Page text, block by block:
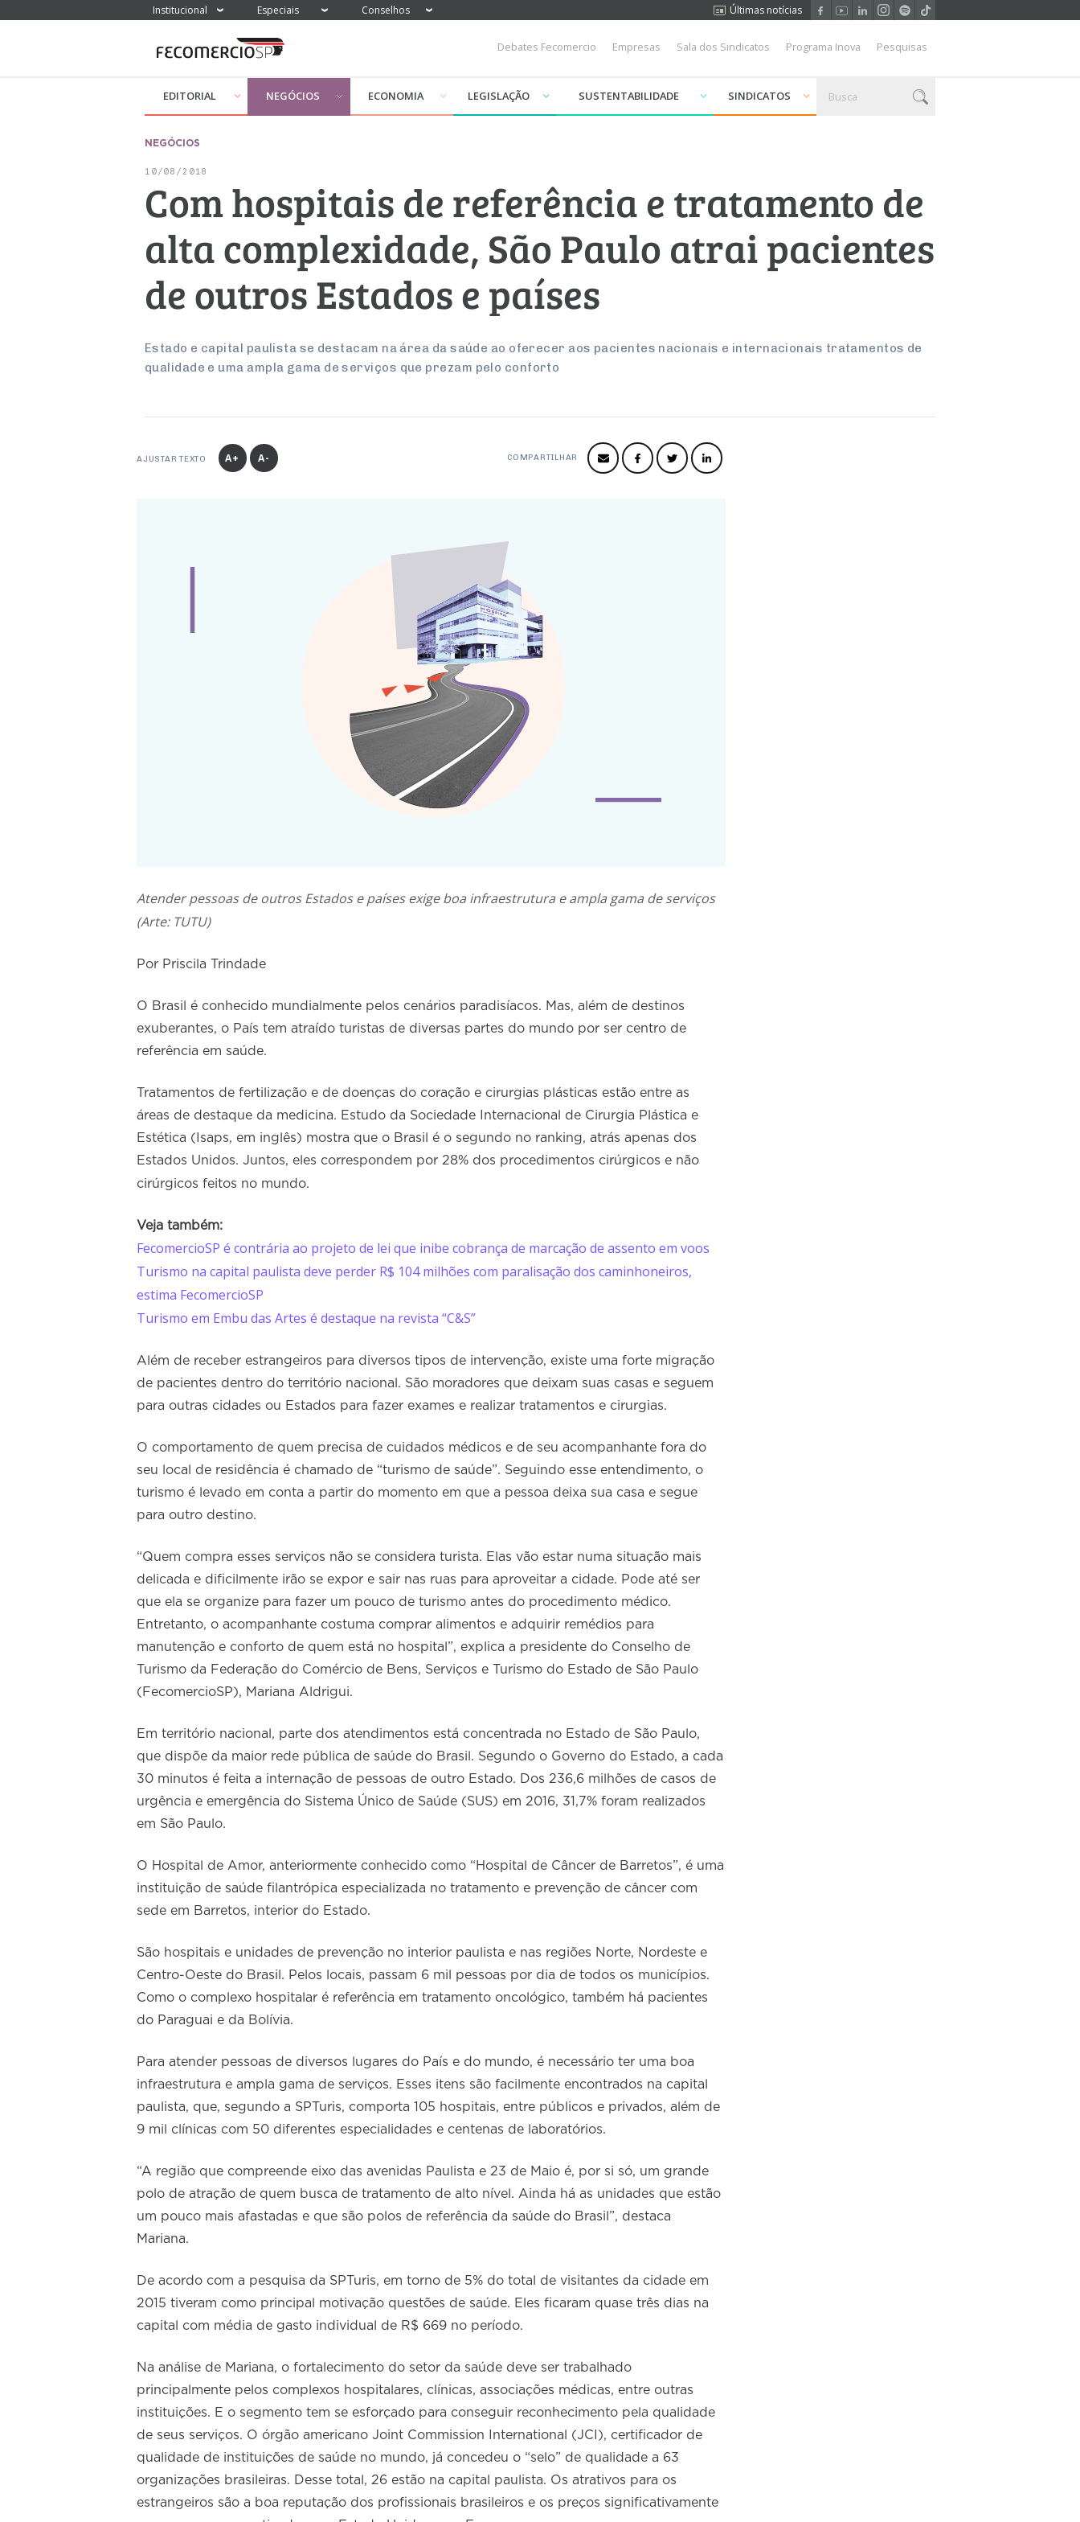
Institucional Especiais Conselhos Últimas notícias
Debates Fecomercio Empresas Sala dos Sindicatos Programa Inova Pesquisas
EDITORIAL NEGÓCIOS ECONOMIA LEGISLAÇÃO SUSTENTABILIDADE SINDICATOS
NEGÓCIOS
10/08/2018
Com hospitais de referência e tratamento de
alta complexidade, São Paulo atrai pacientes
de outros Estados e países
Estado e capital paulista se destacam na área da saúde ao oferecer aos pacientes nacionais e internacionais tratamentos de
qualidade e uma ampla gama de serviços que prezam pelo conforto
AJUSTAR TEXTO A+ A- COMPARTILHAR
Atender pessoas de outros Estados e países exige boa infraestrutura e ampla gama de serviços
(Arte: TUTU)
Por Priscila Trindade
O Brasil é conhecido mundialmente pelos cenários paradisíacos. Mas, além de destinos
exuberantes, o País tem atraído turistas de diversas partes do mundo por ser centro de
referência em saúde.
Tratamentos de fertilização e de doenças do coração e cirurgias plásticas estão entre as
áreas de destaque da medicina. Estudo da Sociedade Internacional de Cirurgia Plástica e
Estética (Isaps, em inglês) mostra que o Brasil é o segundo no ranking, atrás apenas dos
Estados Unidos. Juntos, eles correspondem por 28% dos procedimentos cirúrgicos e não
cirúrgicos feitos no mundo.
Veja também:
FecomercioSP é contrária ao projeto de lei que inibe cobrança de marcação de assento em voos
Turismo na capital paulista deve perder R$ 104 milhões com paralisação dos caminhoneiros,
estima FecomercioSP
Turismo em Embu das Artes é destaque na revista “C&S”
Além de receber estrangeiros para diversos tipos de intervenção, existe uma forte migração
de pacientes dentro do território nacional. São moradores que deixam suas casas e seguem
para outras cidades ou Estados para fazer exames e realizar tratamentos e cirurgias.
O comportamento de quem precisa de cuidados médicos e de seu acompanhante fora do
seu local de residência é chamado de “turismo de saúde”. Seguindo esse entendimento, o
turismo é levado em conta a partir do momento em que a pessoa deixa sua casa e segue
para outro destino.
“Quem compra esses serviços não se considera turista. Elas vão estar numa situação mais
delicada e dificilmente irão se expor e sair nas ruas para aproveitar a cidade. Pode até ser
que ela se organize para fazer um pouco de turismo antes do procedimento médico.
Entretanto, o acompanhante costuma comprar alimentos e adquirir remédios para
manutenção e conforto de quem está no hospital”, explica a presidente do Conselho de
Turismo da Federação do Comércio de Bens, Serviços e Turismo do Estado de São Paulo
(FecomercioSP), Mariana Aldrigui.
Em território nacional, parte dos atendimentos está concentrada no Estado de São Paulo,
que dispõe da maior rede pública de saúde do Brasil. Segundo o Governo do Estado, a cada
30 minutos é feita a internação de pessoas de outro Estado. Dos 236,6 milhões de casos de
urgência e emergência do Sistema Único de Saúde (SUS) em 2016, 31,7% foram realizados
em São Paulo.
O Hospital de Amor, anteriormente conhecido como “Hospital de Câncer de Barretos”, é uma
instituição de saúde filantrópica especializada no tratamento e prevenção de câncer com
sede em Barretos, interior do Estado.
São hospitais e unidades de prevenção no interior paulista e nas regiões Norte, Nordeste e
Centro-Oeste do Brasil. Pelos locais, passam 6 mil pessoas por dia de todos os municípios.
Como o complexo hospitalar é referência em tratamento oncológico, também há pacientes
do Paraguai e da Bolívia.
Para atender pessoas de diversos lugares do País e do mundo, é necessário ter uma boa
infraestrutura e ampla gama de serviços. Esses itens são facilmente encontrados na capital
paulista, que, segundo a SPTuris, comporta 105 hospitais, entre públicos e privados, além de
9 mil clínicas com 50 diferentes especialidades e centenas de laboratórios.
“A região que compreende eixo das avenidas Paulista e 23 de Maio é, por si só, um grande
polo de atração de quem busca de tratamento de alto nível. Ainda há as unidades que estão
um pouco mais afastadas e que são polos de referência da saúde do Brasil”, destaca
Mariana.
De acordo com a pesquisa da SPTuris, em torno de 5% do total de visitantes da cidade em
2015 tiveram como principal motivação questões de saúde. Eles ficaram quase três dias na
capital com média de gasto individual de R$ 669 no período.
Na análise de Mariana, o fortalecimento do setor da saúde deve ser trabalhado
principalmente pelos complexos hospitalares, clínicas, associações médicas, entre outras
instituições. E o segmento tem se esforçado para conseguir reconhecimento pela qualidade
de seus serviços. O órgão americano Joint Commission International (JCI), certificador de
qualidade de instituições de saúde no mundo, já concedeu o “selo” de qualidade a 63
organizações brasileiras. Desse total, 26 estão na capital paulista. Os atrativos para os
estrangeiros são a boa reputação dos profissionais brasileiros e os preços significativamente